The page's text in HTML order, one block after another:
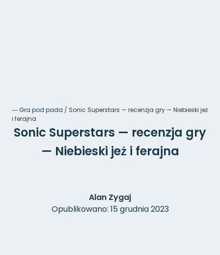
―Gra pod pada / Sonic Superstars — recenzja gry — Niebieski jeż
i ferajna
Sonic Superstars — recenzja gry
— Niebieski jeż i ferajna
Alan Zygaj
Opublikowano: 15 grudnia 2023